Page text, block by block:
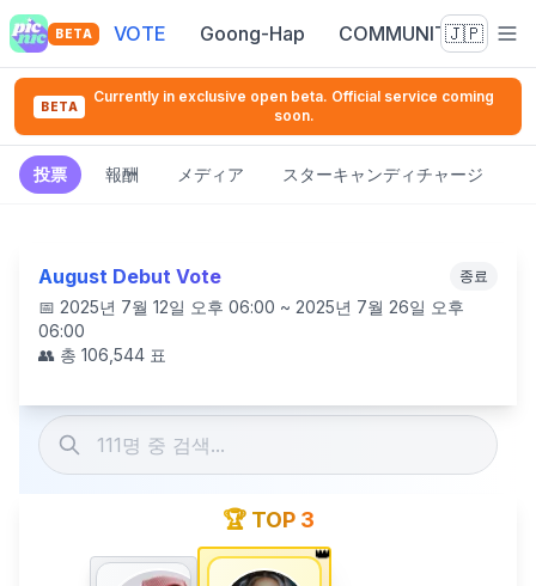
BETA VOTE Goong-Hap COMMUNITY🇯🇵
BETA
Currently in exclusive open beta. Official service coming
soon.
投票 報酬 メディア スターキャンディチャージ
August Debut Vote 종료
📅 2025년 7월 12일 오후 06:00 ~ 2025년 7월 26일 오후
06:00
👥 총 106,544 표
🏆 TOP 3
👑